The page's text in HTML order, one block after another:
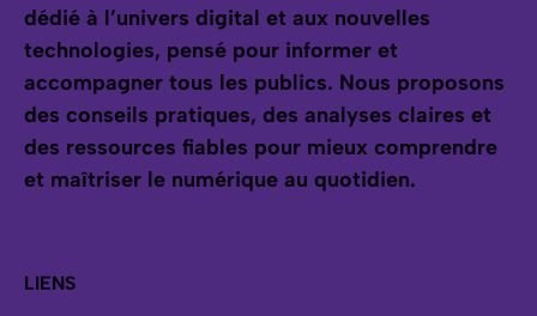
dédié à l’univers digital et aux nouvelles
technologies, pensé pour informer et
accompagner tous les publics. Nous proposons
des conseils pratiques, des analyses claires et
des ressources fiables pour mieux comprendre
et maîtriser le numérique au quotidien.
LIENS